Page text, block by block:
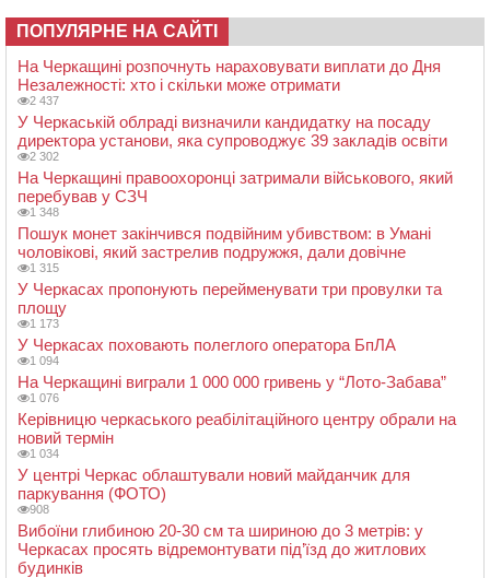
ПОПУЛЯРНЕ НА САЙТІ
На Черкащині розпочнуть нараховувати виплати до Дня
Незалежності: хто і скільки може отримати
2 437
У Черкаській облраді визначили кандидатку на посаду
директора установи, яка супроводжує 39 закладів освіти
2 302
На Черкащині правоохоронці затримали військового, який
перебував у СЗЧ
1 348
Пошук монет закінчився подвійним убивством: в Умані
чоловікові, який застрелив подружжя, дали довічне
1 315
У Черкасах пропонують перейменувати три провулки та
площу
1 173
У Черкасах поховають полеглого оператора БпЛА
1 094
На Черкащині виграли 1 000 000 гривень у “Лото-Забава”
1 076
Керівницю черкаського реабілітаційного центру обрали на
новий термін
1 034
У центрі Черкас облаштували новий майданчик для
паркування (ФОТО)
908
Вибоїни глибиною 20-30 см та шириною до 3 метрів: у
Черкасах просять відремонтувати під’їзд до житлових
будинків